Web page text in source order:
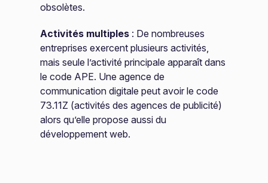
obsolètes.
Activités multiples : De nombreuses
entreprises exercent plusieurs activités,
mais seule l’activité principale apparaît dans
le code APE. Une agence de
communication digitale peut avoir le code
73.11Z (activités des agences de publicité)
alors qu’elle propose aussi du
développement web.